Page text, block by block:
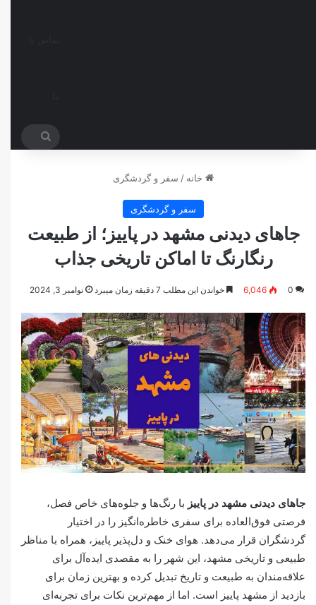
خانه / سفر و گردشگری
سفر و گردشگری
جاهای دیدنی مشهد در پاییز؛ از طبیعت
رنگارنگ تا اماکن تاریخی جذاب
نوامبر 3, 2024 0
6,046 خواندن این مطلب 7 دقیقه زمان میبرد
جاهای دیدنی مشهد در پاییز با رنگ‌ها و جلوه‌های خاص فصل،
فرصتی فوق‌العاده برای سفری خاطره‌انگیز را در اختیار
گردشگران قرار می‌دهد. هوای خنک و دل‌پذیر پاییز، همراه با مناظر
طبیعی و تاریخی مشهد، این شهر را به مقصدی ایده‌آل برای
علاقه‌مندان به طبیعت و تاریخ تبدیل کرده و بهترین زمان برای
بازدید از مشهد پاییز است. اما از مهم‌ترین نکات برای تجربه‌ای